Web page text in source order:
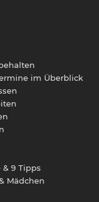
im Überblick
& 9 Tipps
Mädchen